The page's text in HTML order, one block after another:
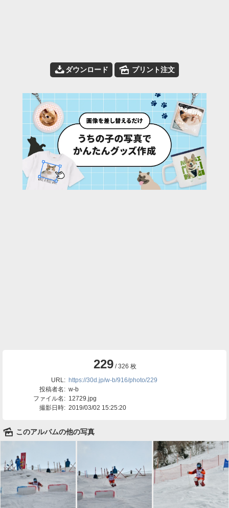
📥ダウンロード 🌄 プリント注文
229/ 326 枚
URL: https://30d.jp/w-b/916/photo/229
投稿者名: w-b
ファイル名: 12729.jpg
撮影日時: 2019/03/02 15:25:20
🌄 このアルバムの他の写真